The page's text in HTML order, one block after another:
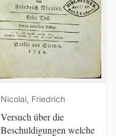
Nicolai, Friedrich
Versuch über die
Beschuldigungen welche